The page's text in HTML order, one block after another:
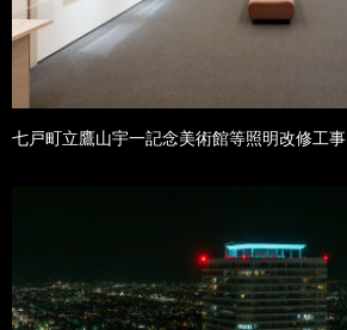
七戸町立鷹山宇一記念美術館等照明改修工事